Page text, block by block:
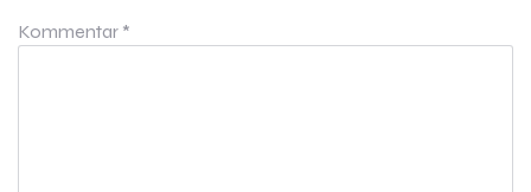
Kommentar *